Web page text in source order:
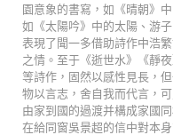
園意象的書寫，如《晴朝》
如《太陽吟》中的太陽、游
表現了聞一多借助詩作中浩
之情。至于《逝世水》《靜
等詩作，固然以感性見長，
物以言志，舍自我而代言，
由家到國的過渡并構成家國
在給同窗吳景超的信中對本